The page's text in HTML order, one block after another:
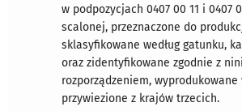
w podpozycjach 0407 00 11 i 0407
scalonej, przeznaczone do
sklasyfikowane według gatunku,
oraz zidentyfikowane zgodnie z
rozporządzeniem,
przywiezione z krajów trzecich.